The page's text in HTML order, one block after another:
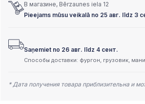
В магазине, Bērzaunes iela 12
Pieejams mūsu veikalā no 25 авг. līdz 3
Saņemiet no 26 авг. līdz 4 сент.
Способы доставки: фургон, грузовик,
* Дата получения товара приблизительна и